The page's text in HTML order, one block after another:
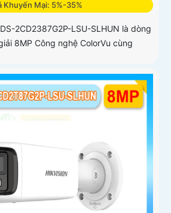
Khuyến Mại: 5%-35%
2CD2387G2P-LSU-SLHUN là dòng
8MP Công nghệ ColorVu cùng